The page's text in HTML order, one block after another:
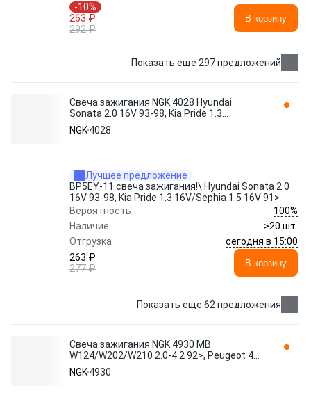
-10%
263 ₽
292 ₽
В корзину
Показать еще 297 предложений
Свеча зажигания NGK 4028 Hyundai
Sonata 2.0 16V 93-98, Kia Pride 1.3
16V/Sephia 1.5 16V 91>
NGK4028
Лучшее предложение
BP5EY-11 свеча зажигания!\ Hyundai Sonata 2.0
16V 93-98, Kia Pride 1.3 16V/Sephia 1.5 16V 91>
Вероятность
100%
Наличие
>20 шт.
Отгрузка
сегодня в 15:00
263 ₽
277 ₽
В корзину
Показать еще 62 предложения
Свеча зажигания NGK 4930 MB
W124/W202/W210 2.0-4.2 92>, Peugeot 405
1.9 87>
NGK4930